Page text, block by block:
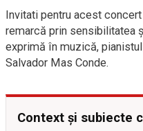
Invitati pentru acest
remarcă prin sensibilitatea
exprimă în muzică,
Salvador Mas Conde.
Context și subiecte